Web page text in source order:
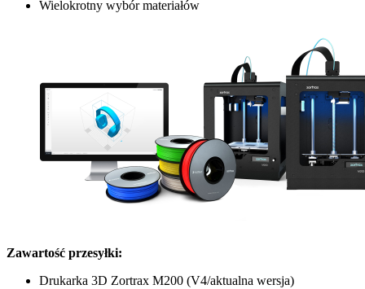
Wielokrotny wybór materiałów
Zawartość przesyłki:​
Drukarka 3D Zortrax M200 (V4/aktualna wersja)